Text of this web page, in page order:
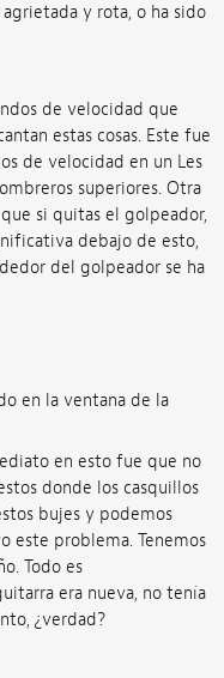
y rota, o ha sido
de velocidad que
estas cosas. Este fue
de velocidad en un Les
superiores. Otra
si quitas el golpeador,
debajo de esto,
del golpeador se ha
en la ventana de la
en esto fue que no
donde los casquillos
bujes y podemos
este problema. Tenemos
Todo es
era nueva, no tenía
¿verdad?